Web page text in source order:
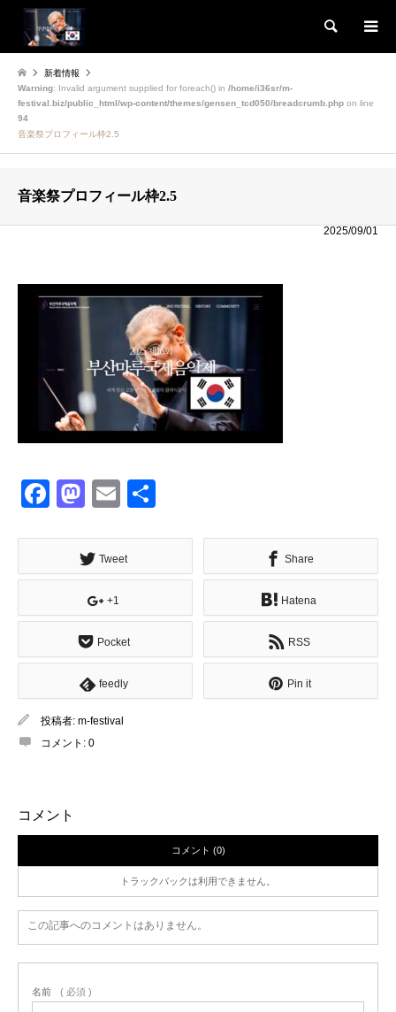
検索
新着情報
Warning: Invalid argument supplied for foreach() in /home/i36sr/m-
festival.biz/public_html/wp-content/themes/gensen_tcd050/breadcrumb.php on line
94
音楽祭プロフィール枠2.5
音楽祭プロフィール枠2.5
2025/09/01
Facebook
Mastodon
Email
Tweet Share
+1 Hatena
Pocket RSS
feedly Pin it
投稿者: m-festival
コメント: 0
コメント
コメント (0)
トラックバックは利用できません。
この記事へのコメントはありません。
名前 ( 必須 )